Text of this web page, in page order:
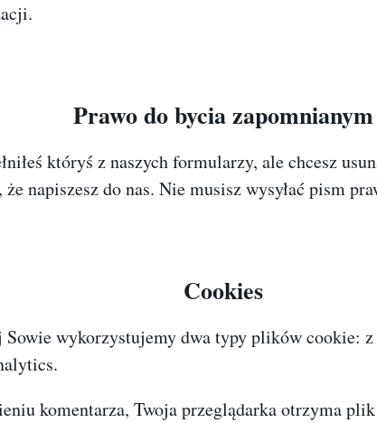
Prawo do bycia zapomnianym
któryś z naszych formularzy, ale chcesz
napiszesz do nas. Nie musisz wysyłać pism
Cookies
Sowie wykorzystujemy dwa typy plików cookie:
komentarza, Twoja przeglądarka otrzyma